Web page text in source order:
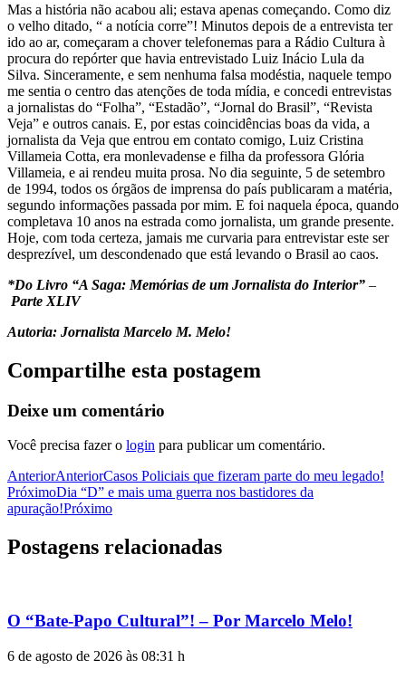
Mas a história não acabou ali; estava apenas começando. Como diz
o velho ditado, “ a notícia corre”! Minutos depois de a entrevista ter
ido ao ar, começaram a chover telefonemas para a Rádio Cultura à
procura do repórter que havia entrevistado Luiz Inácio Lula da
Silva. Sinceramente, e sem nenhuma falsa modéstia, naquele tempo
me sentia o centro das atenções de toda mídia, e concedi entrevistas
a jornalistas do “Folha”, “Estadão”, “Jornal do Brasil”, “Revista
Veja” e outros canais. E, por estas coincidências boas da vida, a
jornalista da Veja que entrou em contato comigo, Luiz Cristina
Villameia Cotta, era monlevadense e filha da professora Glória
Villameia, e ai rendeu muita prosa. No dia seguinte, 5 de setembro
de 1994, todos os órgãos de imprensa do país publicaram a matéria,
segundo informações passada por mim. E foi naquela época, quando
completava 10 anos na estrada como jornalista, um grande presente.
Hoje, com toda certeza, jamais me curvaria para entrevistar este ser
desprezível, um descondenado que está levando o Brasil ao caos.
*Do Livro “A Saga: Memórias de um Jornalista do Interior” –
Parte XLIV
Autoria: Jornalista Marcelo M. Melo!
Compartilhe esta postagem
Deixe um comentário
Você precisa fazer o login para publicar um comentário.
AnteriorAnteriorCasos Policiais que fizeram parte do meu legado!
PróximoDia “D” e mais uma guerra nos bastidores da
apuração!Próximo
Postagens relacionadas
O “Bate-Papo Cultural”! – Por Marcelo Melo!
6 de agosto de 2026 às 08:31 h